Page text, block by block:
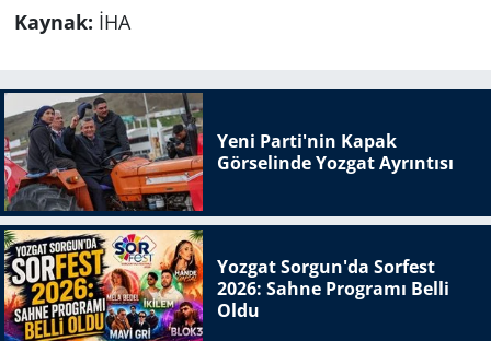
Kaynak: İHA
Yeni Parti'nin Kapak
Görselinde Yozgat Ayrıntısı
Yozgat Sorgun'da Sorfest
2026: Sahne Programı Belli
Oldu